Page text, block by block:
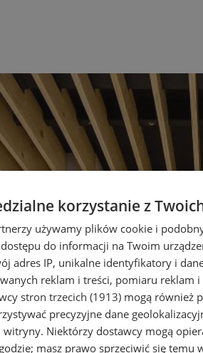
korzystanie z
używamy plików cookie i
do informacji na Twoim
adres IP, unikalne identyfikatory i
reklam i treści, pomiaru reklam
stron trzecich (1913) mogą również
precyzyjne dane
witryny. Niektórzy dostawcy mogą
masz prawo sprzeciwić się temu